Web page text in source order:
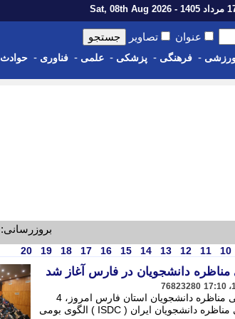
عنوان تصاویر
- فرهنگی - پزشکی - علمی - فناوری - حوادث
بروزرسانی: 04:31
10
11
12
13
14
15
16
17
18
19
20
دانشجویان در فارس آغاز شد
76823280
مرحله استانی سیزدهمین دوره مسابقات ملی مناظره دانشجویان استان فارس امروز، 4
اسفندماه در شیراز آغاز شد. - مسابقات ملی مناظره دانشجویان ایران ( ISDC ) الگوی بومی